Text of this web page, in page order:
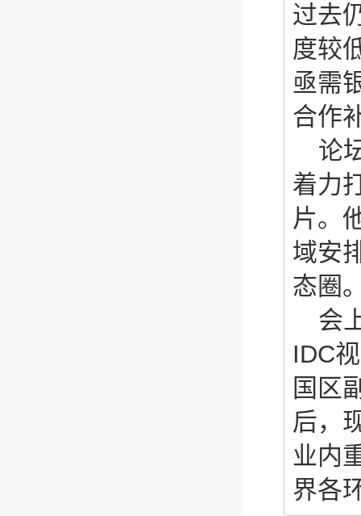
过去
度较
亟需
合作
论
着力
片。
域安
态圈
会
IDC
国区
后，
业内
界各